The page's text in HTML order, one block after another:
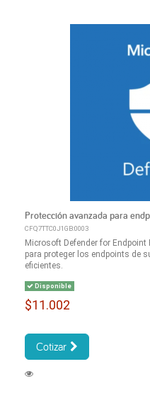
Protección avanzada para
CFQ7TTC0J1GB:0003
Microsoft Defender for
para proteger los endpoints de
eficientes.
Disponible
$11.002
Cotizar